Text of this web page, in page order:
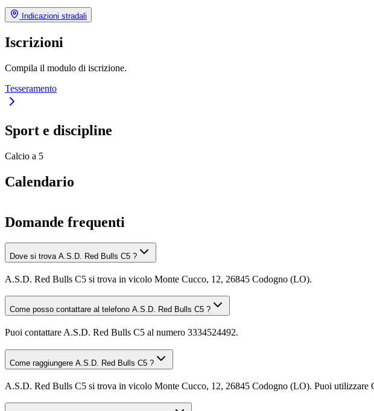
Indicazioni stradali
Iscrizioni
Compila il modulo di iscrizione.
Tesseramento
Sport e discipline
Calcio a 5
Calendario
Domande frequenti
Dove si trova A.S.D. Red Bulls C5 ?
A.S.D. Red Bulls C5 si trova in vicolo Monte Cucco, 12, 26845 Codogno (LO).
Come posso contattare al telefono A.S.D. Red Bulls C5 ?
Puoi contattare A.S.D. Red Bulls C5 al numero 3334524492.
Come raggiungere A.S.D. Red Bulls C5 ?
A.S.D. Red Bulls C5 si trova in vicolo Monte Cucco, 12, 26845 Codogno (LO). Puoi utilizzare